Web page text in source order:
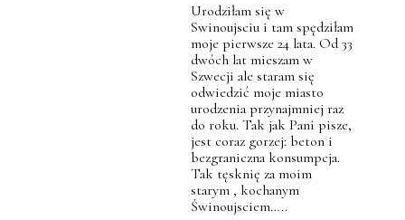
Urodziłam się w
Swinoujsciu i tam spędziłam
moje pierwsze 24 lata. Od 33
dwóch lat mieszam w
Szwecji ale staram się
odwiedzić moje miasto
urodzenia przynajmniej raz
do roku. Tak jak Pani pisze,
jest coraz gorzej: beton i
bezgraniczna konsumpcja.
Tak tęsknię za moim
starym , kochanym
Świnoujsciem…..